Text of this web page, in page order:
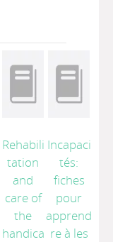
Rehabili
tation
and
care of
the
handica
Incapaci
tés:
fiches
pour
apprend
re à les